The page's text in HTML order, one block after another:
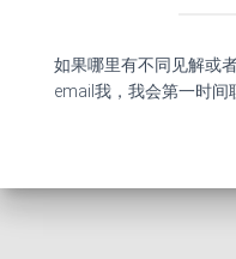
如果哪里有不同见解或
email我，我会第一时间